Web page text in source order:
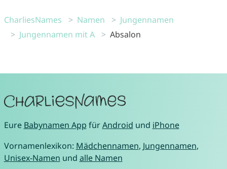
CharliesNames Namen
Jungennamen
Jungennamen mit A
Absalon
Eure Babynamen App fürAndroid und iPhone
Vornamenlexikon: Mädchennamen, Jungennamen,
Unisex-Namen und alle Namen